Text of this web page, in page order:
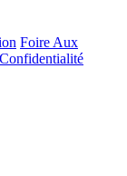
Foire Aux